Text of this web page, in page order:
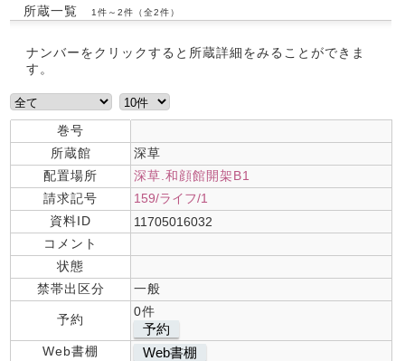
所蔵一覧 1件～2件（全2件）
ナンバーをクリックすると所蔵詳細をみることができま
す。
巻号
所蔵館
深草
配置場所
深草.和顔館開架B1
請求記号
159/ライフ/1
資料ID
11705016032
コメント
状態
禁帯出区分
一般
予約
0件
予約
Web書棚 Web書棚